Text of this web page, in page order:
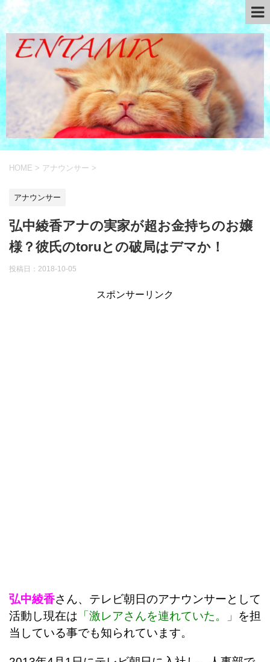
HOME > アナウンサー >
アナウンサー
弘中綾香アナの実家が超お金持ちのお嬢
様？彼氏のtoruとの破局はデマか！
投稿日： 2018-10-05
スポンサーリンク
弘中綾香さん、テレビ朝日のアナウンサーとして
活動し現在は 「激レアさんを連れていた。」 を担
当している事でも知られています。